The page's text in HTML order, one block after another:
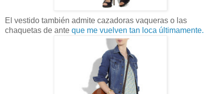
El vestido también admite cazadoras vaqueras o las
chaquetas de ante que me vuelven tan loca últimamente.